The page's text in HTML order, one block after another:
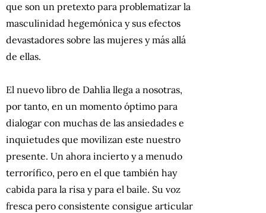
que son un pretexto para problematizar la
masculinidad hegemónica y sus efectos
devastadores sobre las mujeres y más allá
de ellas.
El nuevo libro de Dahlia llega a nosotras,
por tanto, en un momento óptimo para
dialogar con muchas de las ansiedades e
inquietudes que movilizan este nuestro
presente. Un ahora incierto y a menudo
terrorífico, pero en el que también hay
cabida para la risa y para el baile. Su voz
fresca pero consistente consigue articular